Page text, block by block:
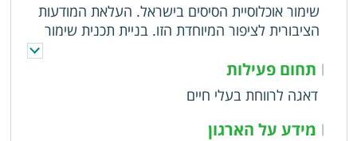
שימור אוכלוסיית הסיסים בישראל. העלאת המודעות
הציבורית לציפור המיוחדת הזו. בניית תכנית שימור
ומיפוי אתרי הקינון הפוטנציאלים של אוכלוסיית
הסיסים. תכנון קינים והתקנתם. ארגון אירועים ועריכת
כנסים
| תחום פעילות
דאגה לרווחת בעלי חיים
| מידע על הארגון